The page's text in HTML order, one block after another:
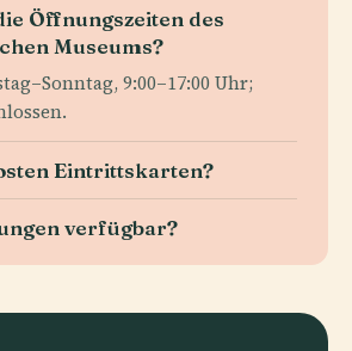
Öffnungszeiten des
Museums?
9:00–17:00 Uhr;
Eintrittskarten?
verfügbar?